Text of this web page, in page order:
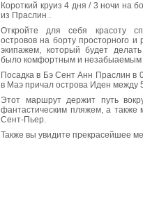
Короткий круиз 4 дня / 3 ночи на
из Праслин .
Откройте для себя красоту
островов на борту просторного и
экипажем, который будет
было комфортным и незабыаемым
Посадка в Бэ Сент Анн Праслин в
в Маэ причал острова Иден между
Этот маршрут держит путь
фантастическим пляжем, а также
Сент-Пьер.
Также вы увидите прекрасейшее